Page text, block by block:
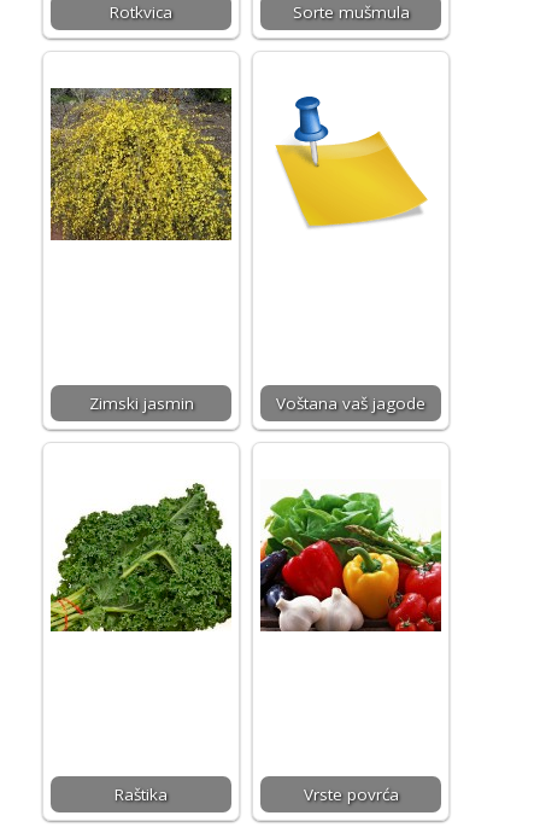
Rotkvica Sorte mušmula
Zimski jasmin Voštana vaš jagode
Raštika Vrste povrća